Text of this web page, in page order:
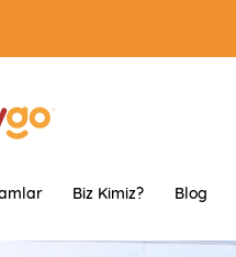
Biz Kimiz? Blog